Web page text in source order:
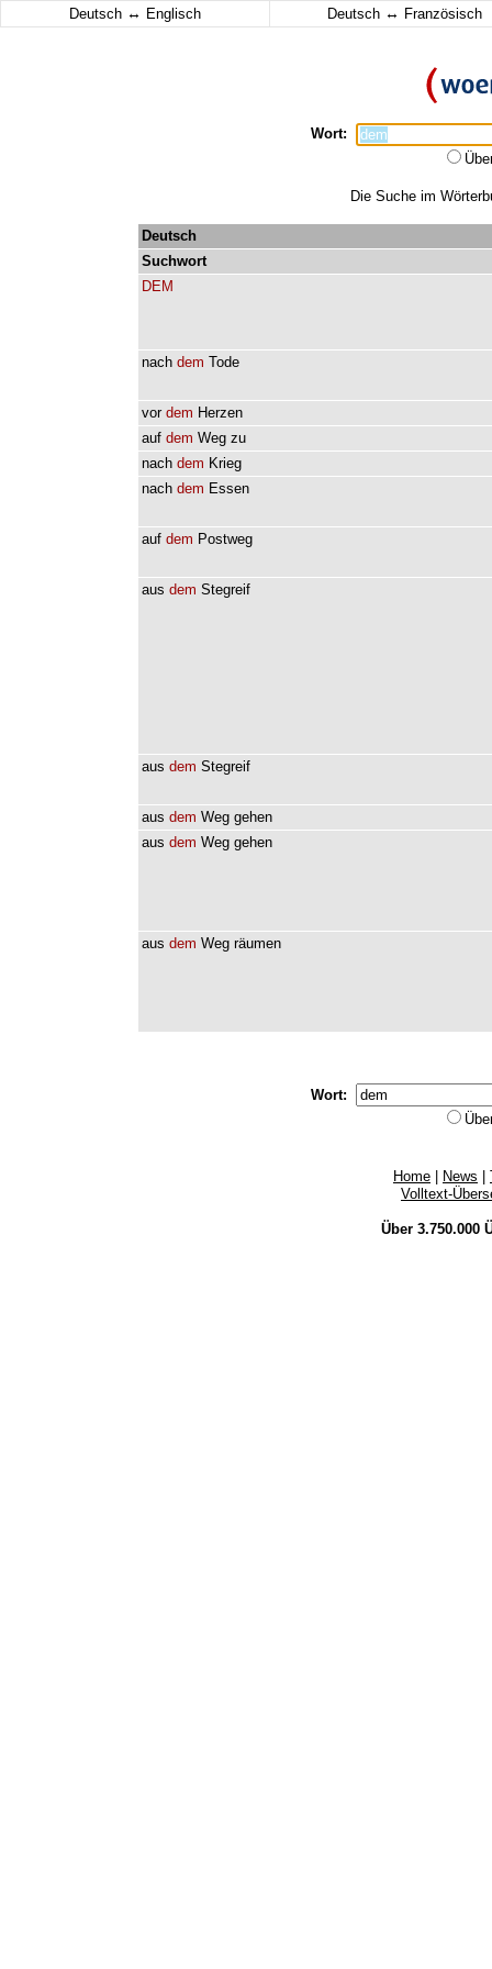
Deutsch ↔ Englisch Deutsch ↔ Französisch
Wort:
Die Suche im
Deutsch
Suchwort
DEM
nach dem Tode
vor dem Herzen
auf dem Weg zu
nach dem Krieg
nach dem Essen
auf dem Postweg
aus dem Stegreif
aus dem Stegreif
aus dem Weg gehen
aus dem Weg gehen
aus dem Weg räumen
Wort:
Home News
Volltext-
Über 3.750.000